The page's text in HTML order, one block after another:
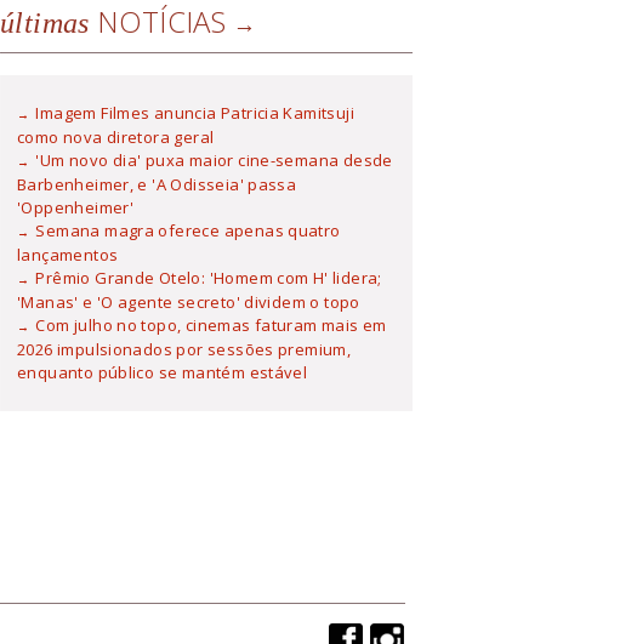
últimas NOTÍCIAS
Imagem Filmes anuncia Patricia Kamitsuji
como nova diretora geral
'Um novo dia' puxa maior cine-semana desde
Barbenheimer, e 'A Odisseia' passa
'Oppenheimer'
Semana magra oferece apenas quatro
lançamentos
Prêmio Grande Otelo: 'Homem com H' lidera;
'Manas' e 'O agente secreto' dividem o topo
Com julho no topo, cinemas faturam mais em
2026 impulsionados por sessões premium,
enquanto público se mantém estável